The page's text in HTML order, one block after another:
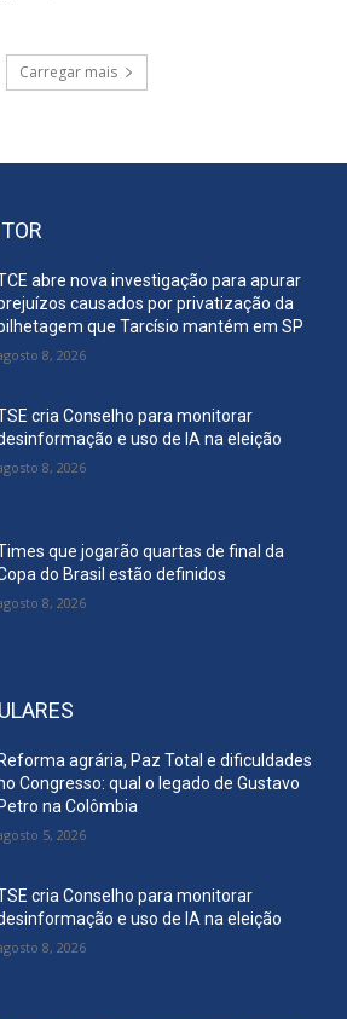
Carregar mais
abre nova investigação para apurar
causados por privatização da
bilhetagem que Tarcísio mantém em SP
8, 2026
cria Conselho para monitorar
e uso de IA na eleição
8, 2026
que jogarão quartas de final da
do Brasil estão definidos
8, 2026
Reforma agrária, Paz Total e dificuldades
Congresso: qual o legado de Gustavo
Petro na Colômbia
5, 2026
cria Conselho para monitorar
e uso de IA na eleição
8, 2026